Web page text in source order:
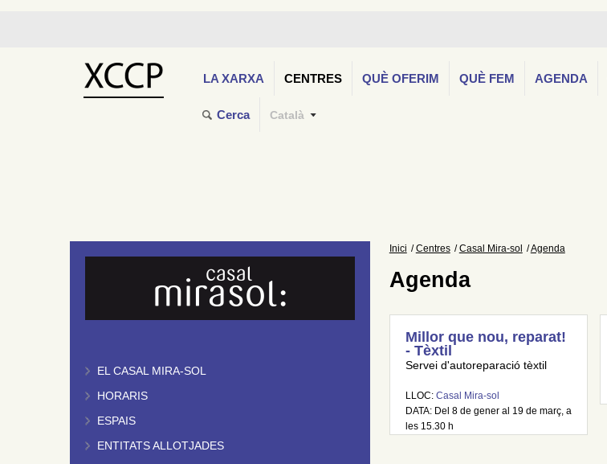
LA XARXA CENTRES QUÈ OFERIM QUÈ FEM AGENDA
Cerca Català
EL CASAL MIRA-SOL
HORARIS
ESPAIS
ENTITATS ALLOTJADES
Inici Centres Casal Mira-sol Agenda
Agenda
Millor que nou, reparat!
- Tèxtil
Servei d'autoreparació tèxtil
LLOC: Casal Mira-sol
DATA: Del 8 de gener al 19 de març, a
les 15.30 h